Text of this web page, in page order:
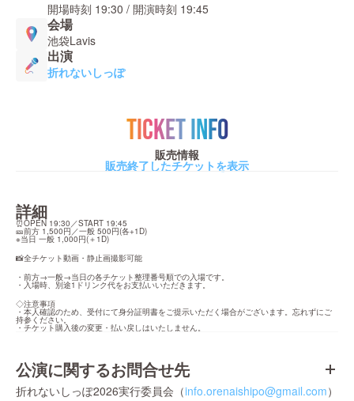
開場時刻 19:30 / 開演時刻 19:45
会場
池袋Lavis
出演
折れないしっぽ
TICKET INFO
販売情報
販売終了したチケットを表示
詳細
⏰OPEN 19:30／START 19:45
🎫前方 1,500円／一般 500円(各+1D)
※当日 一般 1,000円(＋1D)
📸全チケット動画・静止画撮影可能
・前方→一般→当日の各チケット整理番号順での入場です。
・入場時、別途1ドリンク代をお支払いいただきます。
◇注意事項
・本人確認のため、受付にて身分証明書をご提示いただく場合がございます。忘れずにご
持参ください。
・チケット購入後の変更・払い戻しはいたしません。
公演に関するお問合せ先
折れないしっぽ2026実行委員会（info.orenaishipo@gmail.com）